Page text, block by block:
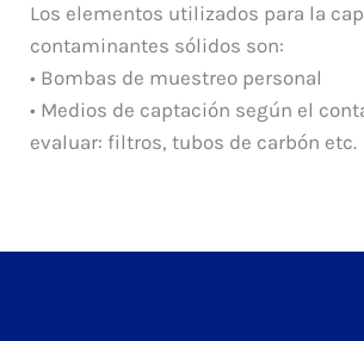
Los elementos utilizados para la
contaminantes sólidos son:
• Bombas de muestreo personal
• Medios de captación según el
evaluar: filtros, tubos de carbón etc.